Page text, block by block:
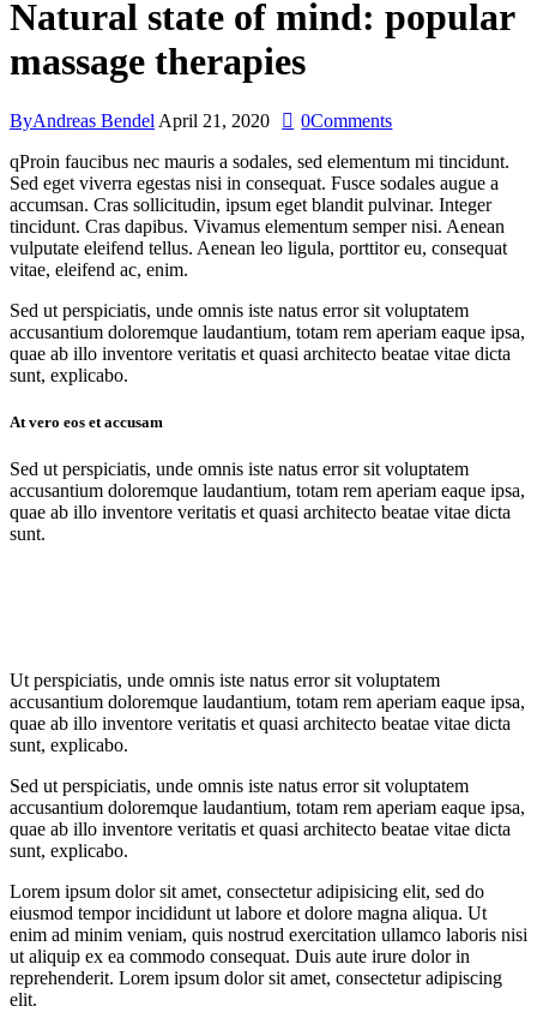
Natural state of mind: popular
massage therapies
ByAndreas Bendel April 21, 2020 0Comments
qProin faucibus nec mauris a sodales, sed elementum mi tincidunt.
Sed eget viverra egestas nisi in consequat. Fusce sodales augue a
accumsan. Cras sollicitudin, ipsum eget blandit pulvinar. Integer
tincidunt. Cras dapibus. Vivamus elementum semper nisi. Aenean
vulputate eleifend tellus. Aenean leo ligula, porttitor eu, consequat
vitae, eleifend ac, enim.
Sed ut perspiciatis, unde omnis iste natus error sit voluptatem
accusantium doloremque laudantium, totam rem aperiam eaque ipsa,
quae ab illo inventore veritatis et quasi architecto beatae vitae dicta
sunt, explicabo.
At vero eos et accusam
Sed ut perspiciatis, unde omnis iste natus error sit voluptatem
accusantium doloremque laudantium, totam rem aperiam eaque ipsa,
quae ab illo inventore veritatis et quasi architecto beatae vitae dicta
sunt.
Ut perspiciatis, unde omnis iste natus error sit voluptatem
accusantium doloremque laudantium, totam rem aperiam eaque ipsa,
quae ab illo inventore veritatis et quasi architecto beatae vitae dicta
sunt, explicabo.
Sed ut perspiciatis, unde omnis iste natus error sit voluptatem
accusantium doloremque laudantium, totam rem aperiam eaque ipsa,
quae ab illo inventore veritatis et quasi architecto beatae vitae dicta
sunt, explicabo.
Lorem ipsum dolor sit amet, consectetur adipisicing elit, sed do
eiusmod tempor incididunt ut labore et dolore magna aliqua. Ut
enim ad minim veniam, quis nostrud exercitation ullamco laboris nisi
ut aliquip ex ea commodo consequat. Duis aute irure dolor in
reprehenderit. Lorem ipsum dolor sit amet, consectetur adipiscing
elit.